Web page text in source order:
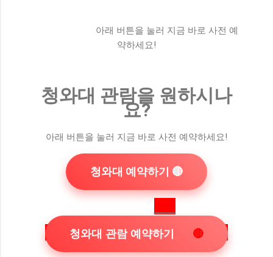
아래 버튼을 눌러 지금 바로 사전 예
약하세요!
청와대 관람을 원하시나
요?
아래 버튼을 눌러 지금 바로 사전 예약하세요!
청와대 예약하기 🔴
청와대 관람 예약하기 🔴